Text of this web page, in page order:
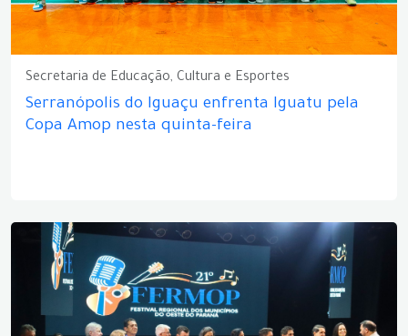
Secretaria de Educação, Cultura e Esportes
Serranópolis do Iguaçu enfrenta Iguatu pela
Copa Amop nesta quinta-feira